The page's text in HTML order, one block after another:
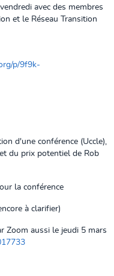
avec des membres
et le Réseau Transition
p/9f9k-
d'une conférence (Uccle),
du prix potentiel de Rob
la conférence
à clarifier)
Zoom aussi le jeudi 5 mars